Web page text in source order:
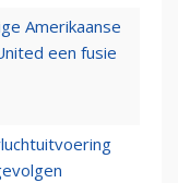
Amerikaanse
een fusie